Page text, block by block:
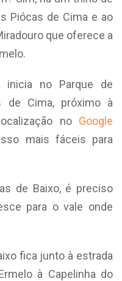
Piócas de Cima e ao
que oferece a
inicia no Parque de
de Cima, próximo à
no Google
mais fáceis para
de Baixo, é preciso
para o vale onde
fica junto à estrada
à Capelinha do